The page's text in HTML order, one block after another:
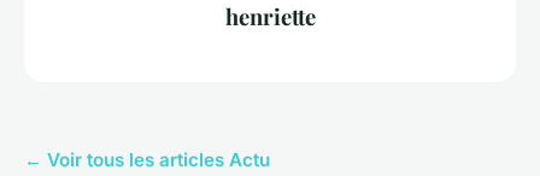
henriette
← Voir tous les articles Actu